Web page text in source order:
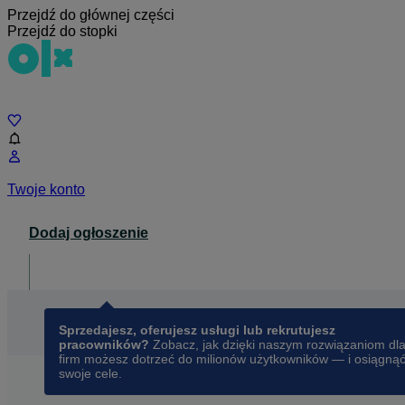
Przejdź do głównej części
Przejdź do stopki
Twoje konto
Dodaj ogłoszenie
Sprzedajesz, oferujesz usługi lub rekrutujesz
pracowników? Zobacz, jak dzięki naszym rozwiązaniom dla
firm możesz dotrzeć do milionów użytkowników — i osiągnąć
swoje cele.